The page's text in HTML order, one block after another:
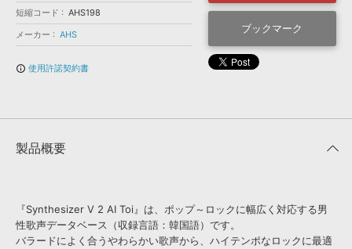
効果音 »
BGM »
お問い合わせ » 無償のサウンド管理ソフト
APS
ランキング
短縮コード
AHS198
メーカー
AHS
info_outline 使用許諾契約書
ブックマーク
製品概要
『Synthesizer V 2 AI Toi』は、ポップ～ロックに幅広く対応する男
性歌声データベース（収録言語：韓国語）です。
バラードによく合うやわらかい歌声から、ハイテンポなロックに最適